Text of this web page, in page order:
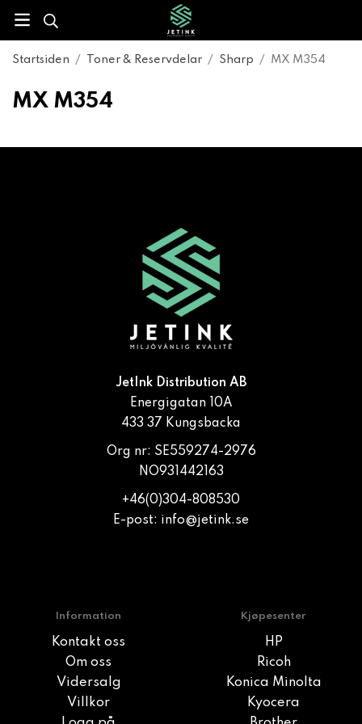
Startsiden / Toner & Reservdelar / Sharp / MX M354
MX M354
JetInk Distribution AB
Energigatan 10A
433 37 Kungsbacka
Org nr: SE559274-2976
NO931442163
+46(0)304-808530
E-post: info@jetink.se
Information
Kontakt oss
Om oss
Vidersalg
Villkor
Kjøpesenter
HP
Ricoh
Konica Minolta
Kyocera